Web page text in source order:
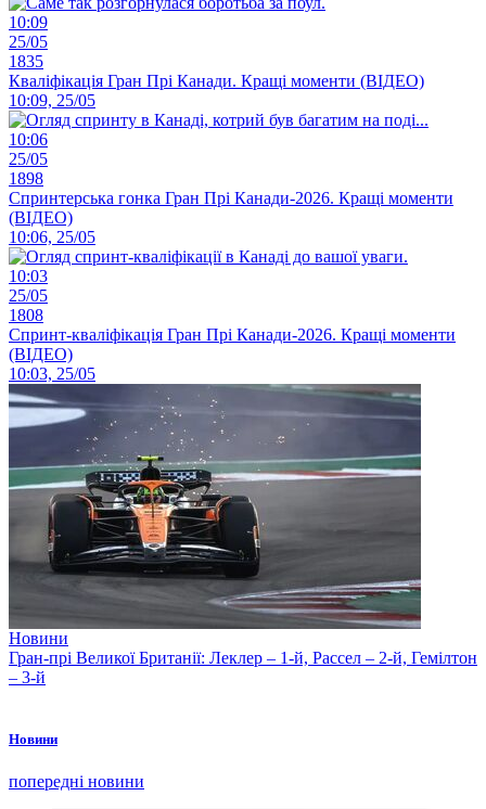
10:09
25/05
1835
Кваліфікація Гран Прі Канади. Кращі моменти (ВІДЕО)
10:09, 25/05
10:06
25/05
1898
Спринтерська гонка Гран Прі Канади-2026. Кращі моменти
(ВІДЕО)
10:06, 25/05
10:03
25/05
1808
Спринт-кваліфікація Гран Прі Канади-2026. Кращі моменти
(ВІДЕО)
10:03, 25/05
Новини
Гран-прі Великої Британії: Леклер – 1-й, Рассел – 2-й, Гемілтон
– 3-й
Новини
попередні новини